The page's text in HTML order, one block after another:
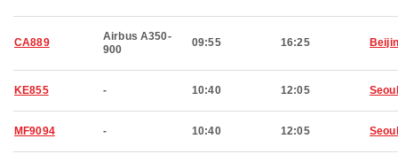
CA889
Airbus A350-
900
09:55 16:25
KE855 - 10:40 12:05 Seoul
MF9094 - 10:40 12:05 Seoul